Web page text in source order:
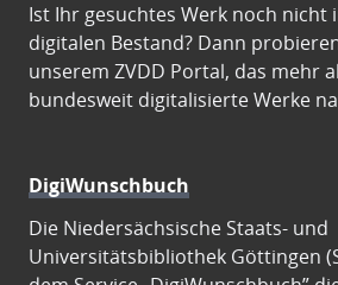
Ist Ihr gesuchtes Werk noch nicht
digitalen Bestand? Dann
unserem ZVDD Portal, das mehr
bundesweit digitalisierte Werke
DigiWunschbuch
Die Niedersächsische Staats- und
Universitätsbibliothek Göttingen